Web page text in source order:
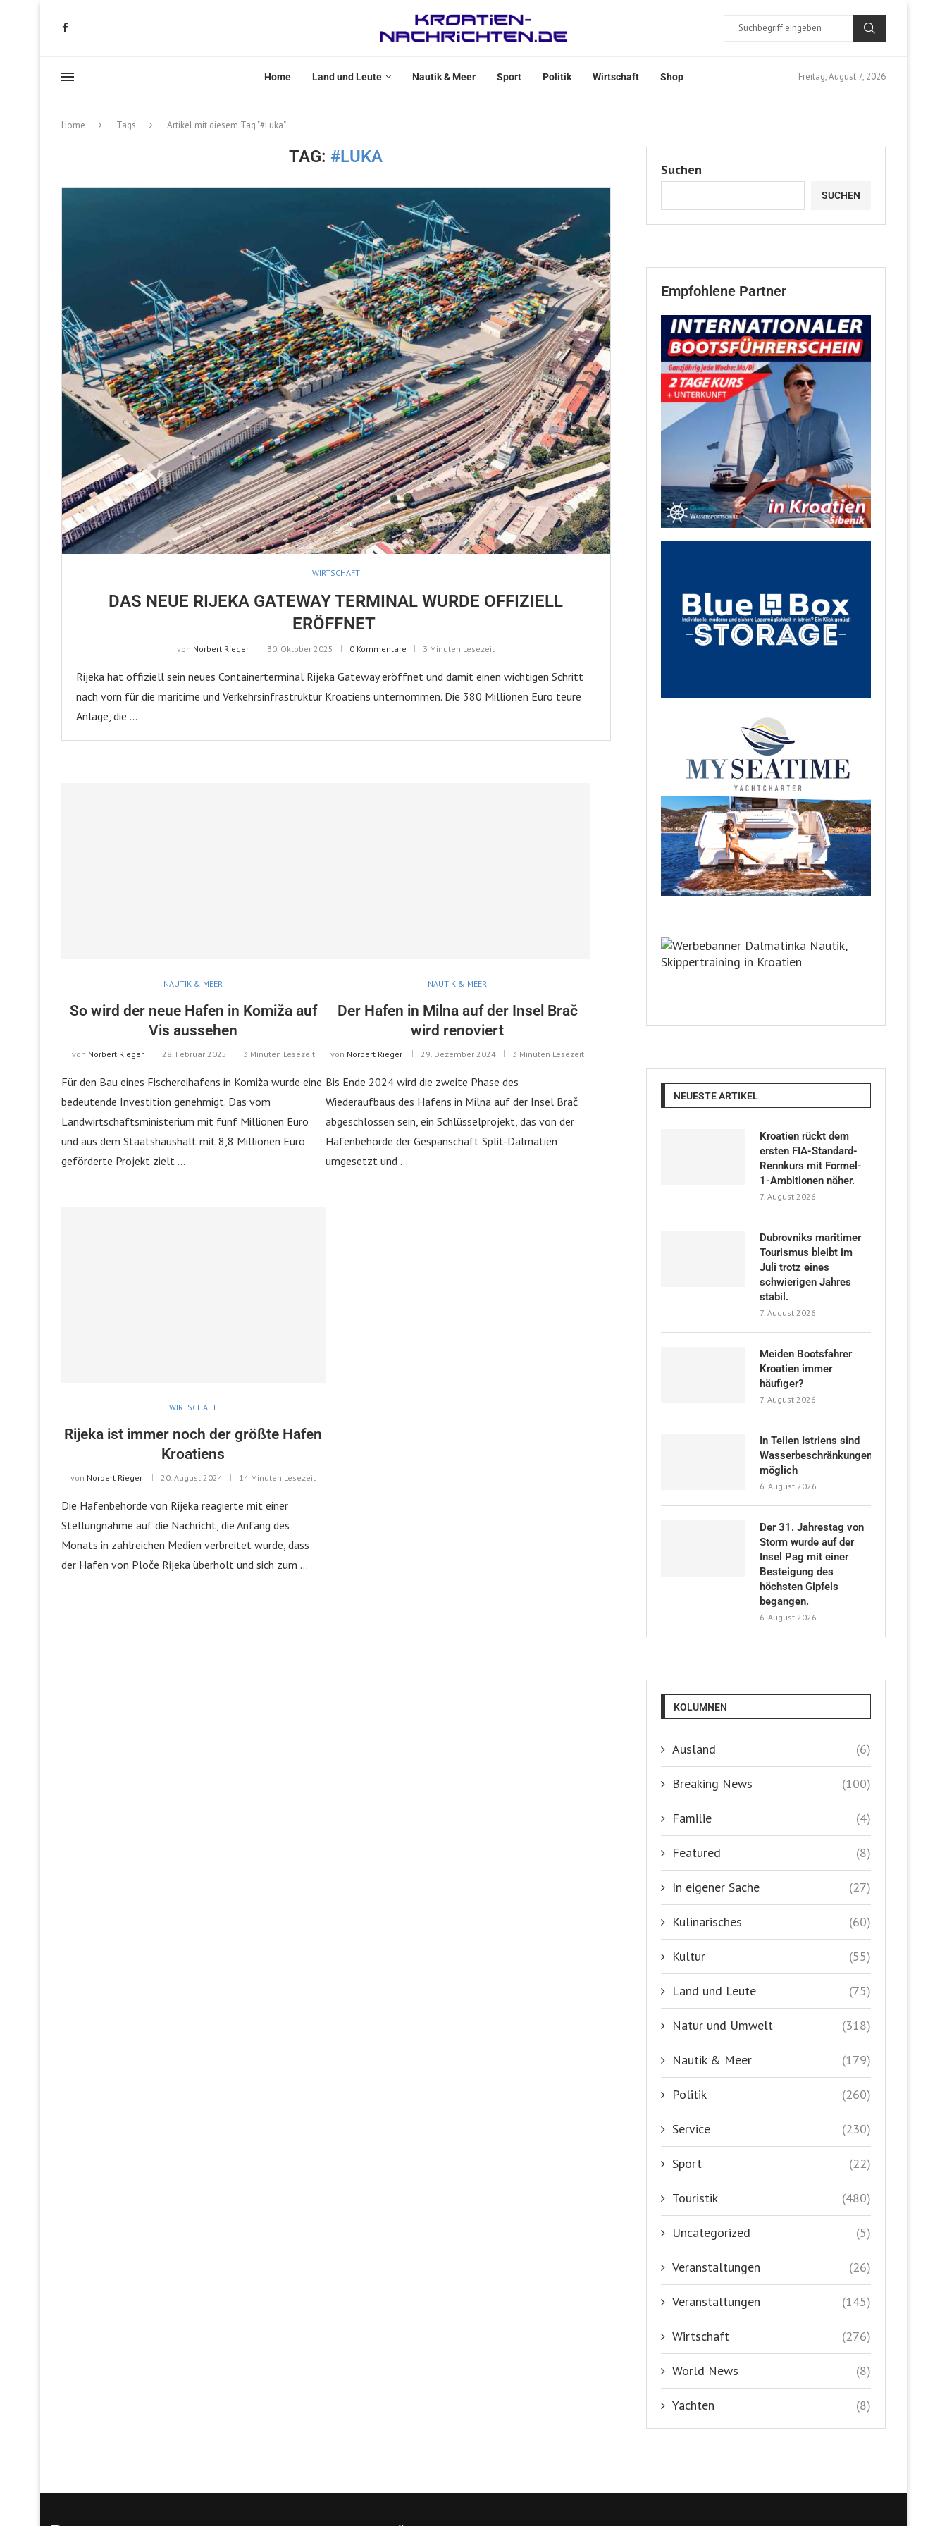
Home Land und Leute Nautik & Meer Sport Politik Wirtschaft Shop Freitag, August 7, 2026
Home Tags Artikel mit diesem Tag "#Luka"
TAG:#LUKA
WIRTSCHAFT
DAS NEUE RIJEKA GATEWAY TERMINAL WURDE OFFIZIELL
ERÖFFNET
von Norbert Rieger 30. Oktober 2025 0 Kommentare 3 Minuten Lesezeit
Rijeka hat offiziell sein neues Containerterminal Rijeka Gateway eröffnet und damit einen wichtigen Schritt
nach vorn für die maritime und Verkehrsinfrastruktur Kroatiens unternommen. Die 380 Millionen Euro teure
Anlage, die …
NAUTIK & MEER
So wird der neue Hafen in Komiža auf
Vis aussehen
von Norbert Rieger 28. Februar 2025 3 Minuten Lesezeit
Für den Bau eines Fischereihafens in Komiža wurde eine
bedeutende Investition genehmigt. Das vom
Landwirtschaftsministerium mit fünf Millionen Euro
und aus dem Staatshaushalt mit 8,8 Millionen Euro
geförderte Projekt zielt …
NAUTIK & MEER
Der Hafen in Milna auf der Insel Brač
wird renoviert
von Norbert Rieger 29. Dezember 2024 3 Minuten Lesezeit
Bis Ende 2024 wird die zweite Phase des
Wiederaufbaus des Hafens in Milna auf der Insel Brač
abgeschlossen sein, ein Schlüsselprojekt, das von der
Hafenbehörde der Gespanschaft Split-Dalmatien
umgesetzt und …
WIRTSCHAFT
Rijeka ist immer noch der größte Hafen
Kroatiens
von Norbert Rieger 20. August 2024 14 Minuten Lesezeit
Die Hafenbehörde von Rijeka reagierte mit einer
Stellungnahme auf die Nachricht, die Anfang des
Monats in zahlreichen Medien verbreitet wurde, dass
der Hafen von Ploče Rijeka überholt und sich zum …
Suchen
SUCHEN
Empfohlene Partner
NEUESTE ARTIKEL
Kroatien rückt dem
ersten FIA-Standard-
Rennkurs mit Formel-
1-Ambitionen näher.
7. August 2026
Dubrovniks maritimer
Tourismus bleibt im
Juli trotz eines
schwierigen Jahres
stabil.
7. August 2026
Meiden Bootsfahrer
Kroatien immer
häufiger?
7. August 2026
In Teilen Istriens sind
Wasserbeschränkungen
möglich
6. August 2026
Der 31. Jahrestag von
Storm wurde auf der
Insel Pag mit einer
Besteigung des
höchsten Gipfels
begangen.
6. August 2026
KOLUMNEN
Ausland (6)
Breaking News (100)
Familie (4)
Featured (8)
In eigener Sache (27)
Kulinarisches (60)
Kultur (55)
Land und Leute (75)
Natur und Umwelt (318)
Nautik & Meer (179)
Politik (260)
Service (230)
Sport (22)
Touristik (480)
Uncategorized (5)
Veranstaltungen (26)
Veranstaltungen (145)
Wirtschaft (276)
World News (8)
Yachten (8)